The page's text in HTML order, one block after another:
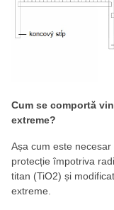
Cum se comportă
extreme?
Așa cum este
protecție împotriva
titan (TiO2) și
extreme.